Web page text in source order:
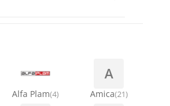
veš mašinu
uređaje
Alfa Plam(4)
A
Amica(21)